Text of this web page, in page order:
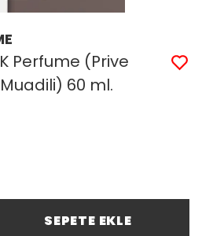
Perfume (Prive
60 ml.
SEPETE EKLE